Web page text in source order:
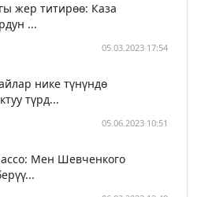
жер титирөө: Каза
...
05.03.2023 17:54
нике түнүндө
түрд...
05.06.2023 10:51
Мен Шевченкого